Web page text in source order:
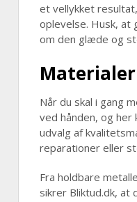
et vellykket
oplevelse. Husk,
om den glæde og
Når du skal i gang
ved hånden, og
udvalg af
reparationer eller
Fra holdbare
sikrer Bliktud.dk, at